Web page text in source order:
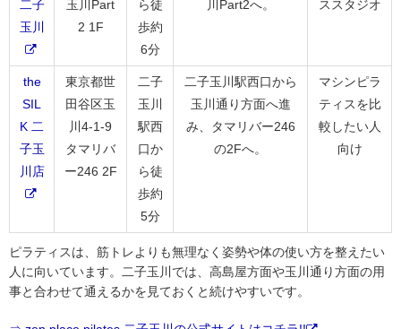
二子
玉川
玉川Part
2 1F
ら徒
歩約
6分
川Part2へ。
ススタジオ
the
SIL
K 二
子玉
川店
東京都世
田谷区玉
川4-1-9
タマリバ
ー246 2F
二子
玉川
駅西
口か
ら徒
歩約
5分
二子玉川駅西口から
玉川通り方面へ進
み、タマリバー246
の2Fへ。
マシンピラ
ティスを比
較したい人
向け
ピラティスは、筋トレよりも無理なく姿勢や体の使い方を整えたい
人に向いています。二子玉川では、高島屋方面や玉川通り方面の用
事と合わせて通えるかを見ておくと続けやすいです。